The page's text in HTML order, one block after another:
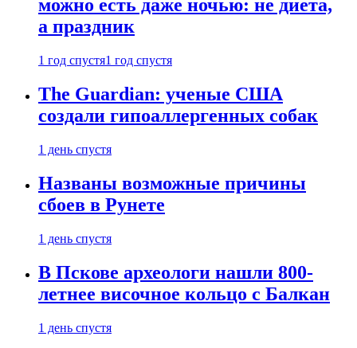
можно есть даже ночью: не диета,
а праздник
1 год спустя1 год спустя
The Guardian: ученые США
создали гипоаллергенных собак
1 день спустя
Названы возможные причины
сбоев в Рунете
1 день спустя
В Пскове археологи нашли 800-
летнее височное кольцо с Балкан
1 день спустя